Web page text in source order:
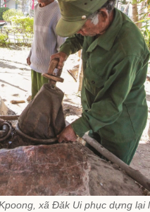
xã Đăk Ui phục dựng lại